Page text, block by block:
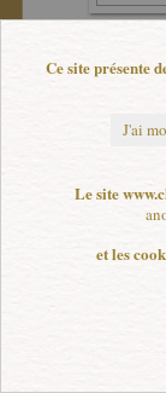
L'abus d'alcool
Plan de
Ce site présente
J'ai
Le site
et les